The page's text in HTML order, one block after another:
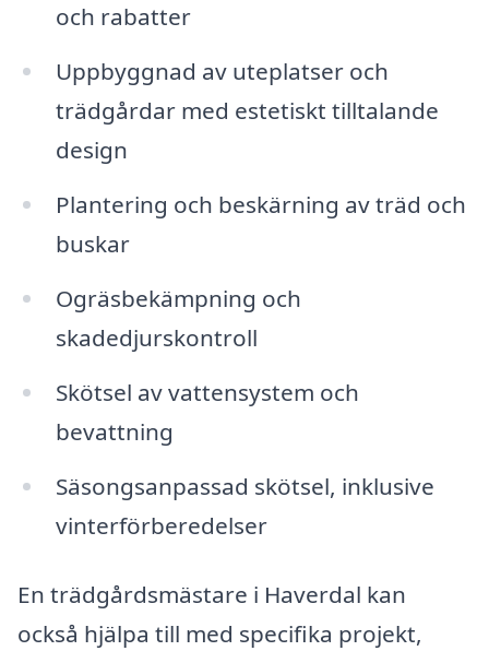
och rabatter
Uppbyggnad av uteplatser och
trädgårdar med estetiskt tilltalande
design
Plantering och beskärning av träd och
buskar
Ogräsbekämpning och
skadedjurskontroll
Skötsel av vattensystem och
bevattning
Säsongsanpassad skötsel, inklusive
vinterförberedelser
En trädgårdsmästare i Haverdal kan
också hjälpa till med specifika projekt,